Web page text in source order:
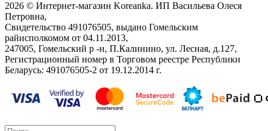
2026 © Интернет-магазин Koreanka. ИП Васильева Олеся
Петровна,
Свидетельство ‎491076505, выдано Гомельским
райисполкомом от 04.11.2013,
247005, Гомельский р -н, П.Калинино, ул. Лесная, д.127,
Регистрационный номер в Торговом реестре Республики
Беларусь: ‎491076505-2 от 19.12.2014 г.